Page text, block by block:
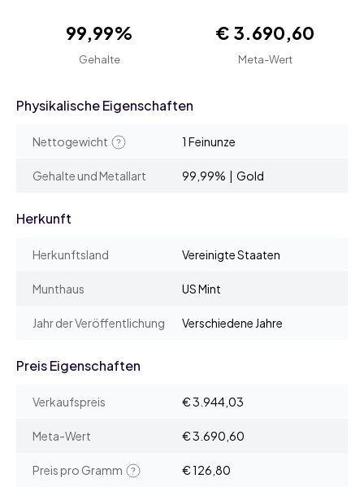
99,99%
Gehalte
€ 3.690,60
Meta-Wert
Physikalische Eigenschaften
Nettogewicht 1 Feinunze
Gehalte und Metallart 99,99% | Gold
Herkunft
Herkunftsland Vereinigte Staaten
Munthaus US Mint
Jahr der Veröffentlichung Verschiedene Jahre
Preis Eigenschaften
Verkaufspreis € 3.944,03
Meta-Wert € 3.690,60
Preis pro Gramm € 126,80